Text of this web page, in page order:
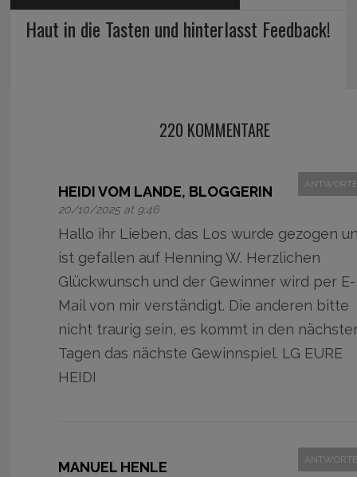
Haut in die Tasten und hinterlasst Feedback!
220 KOMMENTARE
HEIDI VOM LANDE, BLOGGERIN
20/10/2025 at 9:46
Hallo ihr Lieben, das Los wurde gezogen
ist gefallen auf Henning W. Herzlichen
Glückwunsch und der Gewinner wird per E-
Mail von mir verständigt. Die anderen bitte
nicht traurig sein, es kommt in den
Tagen das nächste Gewinnspiel. LG EURE
HEIDI
MANUEL HENLE